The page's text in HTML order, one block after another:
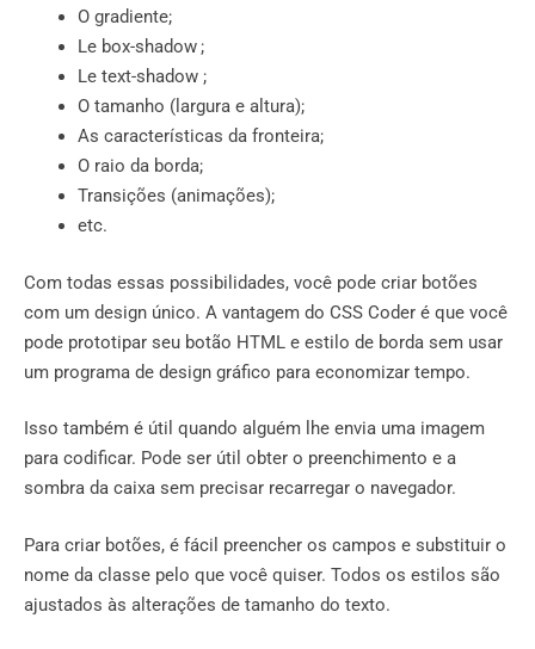
O gradiente;
Le box-shadow ;
Le text-shadow ;
O tamanho (largura e altura);
As características da fronteira;
O raio da borda;
Transições (animações);
etc.
Com todas essas possibilidades, você pode criar botões
com um design único. A vantagem do CSS Coder é que você
pode prototipar seu botão HTML e estilo de borda sem usar
um programa de design gráfico para economizar tempo.
Isso também é útil quando alguém lhe envia uma imagem
para codificar. Pode ser útil obter o preenchimento e a
sombra da caixa sem precisar recarregar o navegador.
Para criar botões, é fácil preencher os campos e substituir o
nome da classe pelo que você quiser. Todos os estilos são
ajustados às alterações de tamanho do texto.